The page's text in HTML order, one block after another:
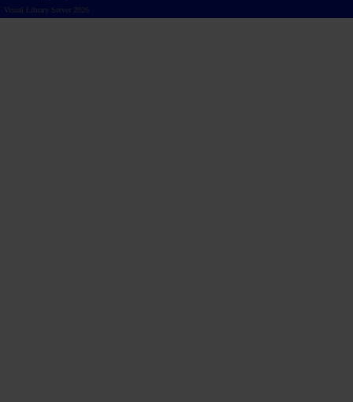
Visual Library Server 2026